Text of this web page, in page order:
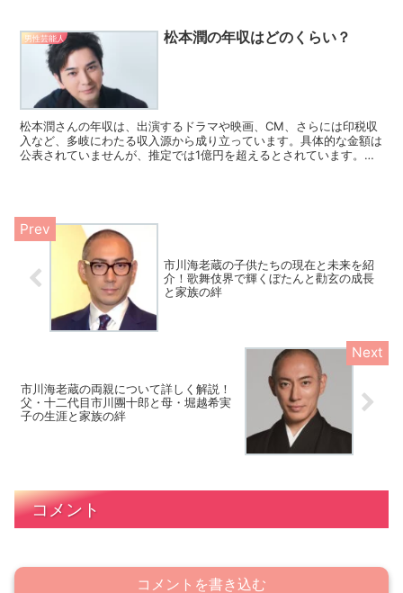
男性芸能人 松本潤の年収はどのくらい？
松本潤さんの年収は、出演するドラマや映画、CM、さらには印税収
入など、多岐にわたる収入源から成り立っています。具体的な金額は
公表されていませんが、推定では1億円を超えるとされています。特
市川海老蔵の子供たちの現在と未来を紹
介！歌舞伎界で輝くぼたんと勸玄の成長
と家族の絆
市川海老蔵の両親について詳しく解説！
父・十二代目市川團十郎と母・堀越希実
子の生涯と家族の絆
コメント
コメントを書き込む